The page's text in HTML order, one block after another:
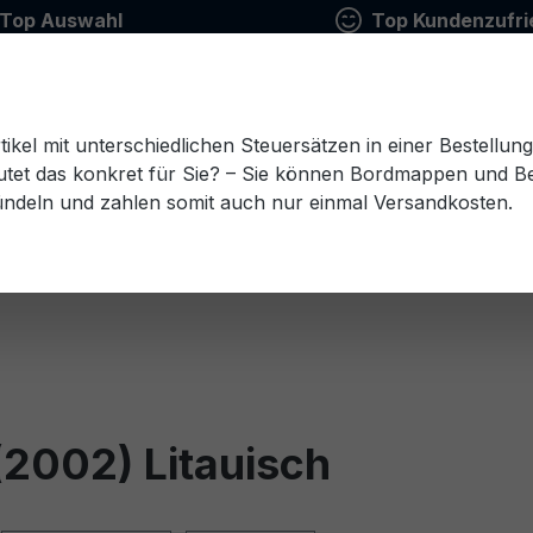
Top Auswahl Top
Estnisch Finnisch Französisch Griechisch
Litauisch
mit unterschiedlichen Steuersätzen in einer
das konkret für Sie? – Sie können Bordmappen und
und zahlen somit auch nur einmal Versandkosten.